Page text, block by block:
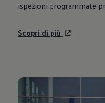
ispezioni programmate
Scopri di più